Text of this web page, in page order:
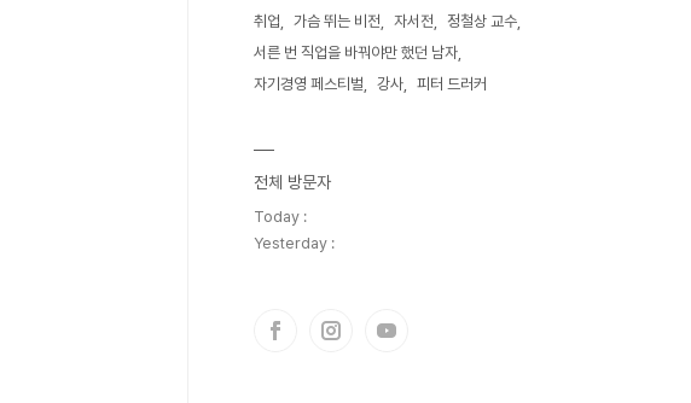
취업
가슴 뛰는 비전 자서전
정철상 교수
서른 번 직업을 바꿔야만 했던 남자
자기경영 페스티벌
강사 피터 드러커
전체 방문자
Today :
Yesterday :